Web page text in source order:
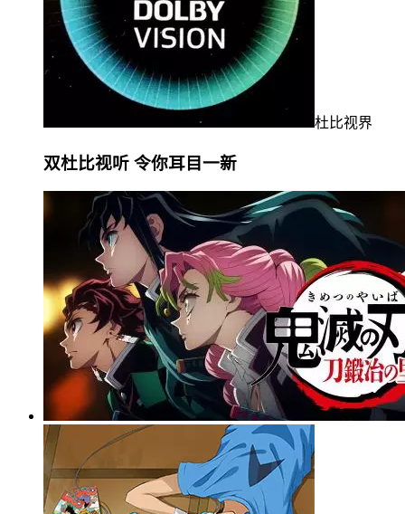
杜比视界
双杜比视听 令你耳目一新